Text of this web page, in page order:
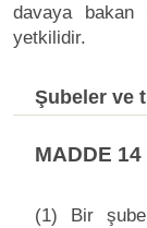
davaya bakan
yetkilidir.
Şubeler ve
MADDE 14
(1) Bir